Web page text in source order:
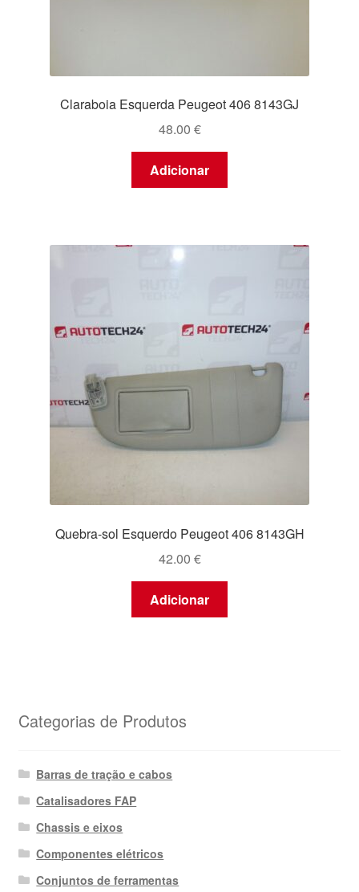
Claraboia Esquerda Peugeot 406 8143GJ
48.00 €
Adicionar
Quebra-sol Esquerdo Peugeot 406 8143GH
42.00 €
Adicionar
Categorias de Produtos
Barras de tração e cabos
Catalisadores FAP
Chassis e eixos
Componentes elétricos
Conjuntos de ferramentas